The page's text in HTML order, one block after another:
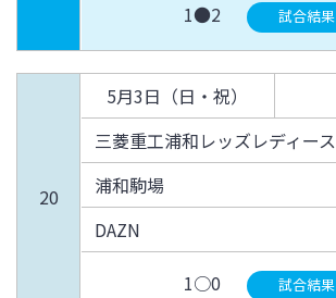
1●2 試合結果
20
5月3日（日・祝）
三菱重工浦和レッズレディース
浦和駒場
DAZN
1○0 試合結果